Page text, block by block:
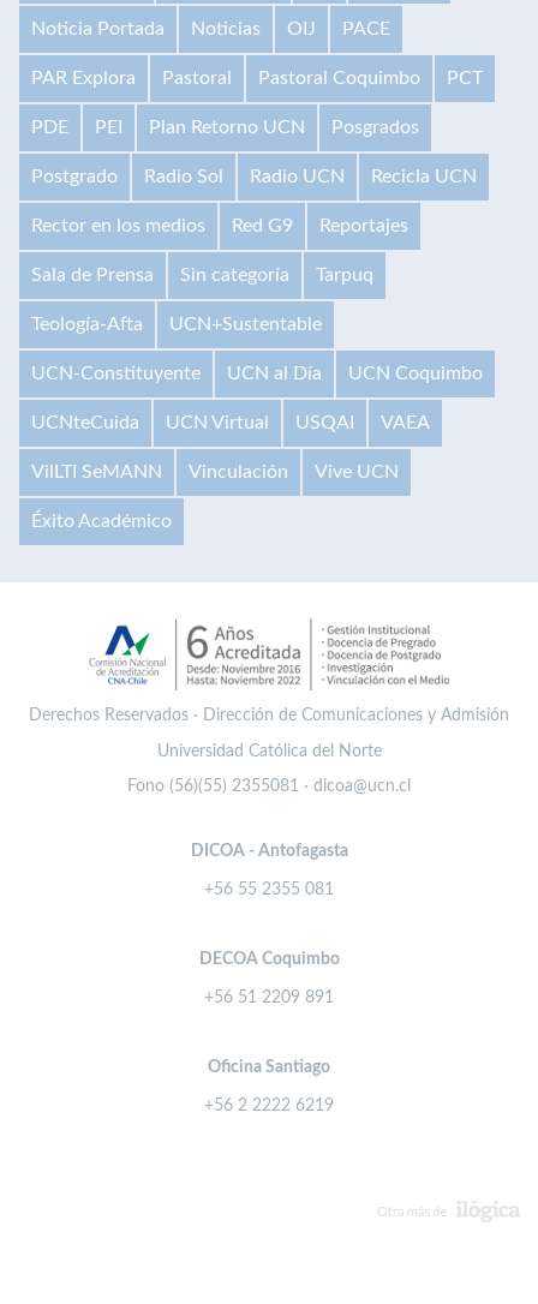
Noticia Portada Noticias OIJ PACE
PAR Explora Pastoral Pastoral Coquimbo PCT
PDE PEI Plan Retorno UCN Posgrados
Postgrado Radio Sol Radio UCN Recicla UCN
Rector en los medios Red G9 Reportajes
Sala de Prensa Sin categoría Tarpuq
Teología-Afta UCN+Sustentable
UCN-Constituyente UCN al Día UCN Coquimbo
UCNteCuida UCN Virtual USQAI VAEA
VilLTI SeMANN Vinculación Vive UCN
Éxito Académico
Derechos Reservados · Dirección de Comunicaciones y Admisión
Universidad Católica del Norte
Fono (56)(55) 2355081 · dicoa@ucn.cl
DICOA - Antofagasta
+56 55 2355 081
DECOA Coquimbo
+56 51 2209 891
Oficina Santiago
+56 2 2222 6219